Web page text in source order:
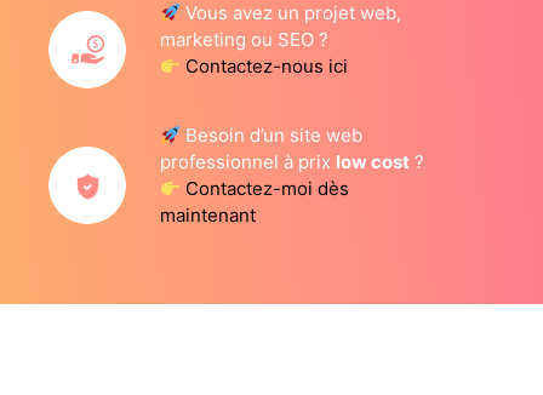
Vous avez un projet web,
marketing ou SEO ?
Contactez-nous ici
Besoin d’un site web
professionnel à prix low cost ?
Contactez-moi dès
maintenant